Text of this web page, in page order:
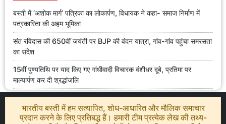
बस्ती में ‘अशोक मार्ग’ पत्रिका का लोकार्पण, विधायक ने कहा- समाज निर्माण में
पत्रकारिता की अहम भूमिका
संत रविदास की 650वीं जयंती पर BJP की वंदन यात्रा, गांव-गांव पहुंचा समरसता
का संदेश
15वीं पुण्यतिथि पर याद किए गए गांधीवादी विचारक वंशीधर दूबे, प्रतिमा पर
माल्यार्पण कर दी श्रद्धांजलि
भारतीय बस्ती में हम सत्यापित, शोध-आधारित और मौलिक समाचार
प्रदान करने के लिए प्रतिबद्ध हैं। हमारी टीम प्रत्येक लेख की तथ्य-